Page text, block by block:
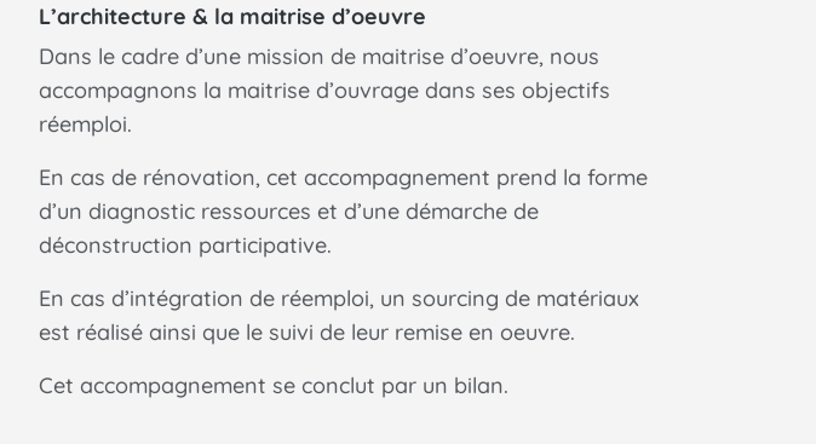
L’architecture & la maitrise d’oeuvre
Dans le cadre d’une mission de maitrise d’oeuvre, nous
accompagnons la maitrise d’ouvrage dans ses objectifs
réemploi.
En cas de rénovation, cet accompagnement prend la forme
d’un diagnostic ressources et d’une démarche de
déconstruction participative.
En cas d’intégration de réemploi, un sourcing de matériaux
est réalisé ainsi que le suivi de leur remise en oeuvre.
Cet accompagnement se conclut par un bilan.